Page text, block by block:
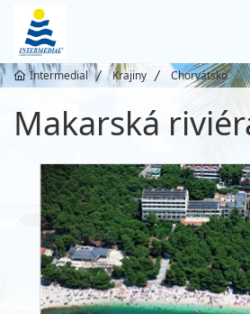
Intermedial Krajiny Chorvátsko
Makarská